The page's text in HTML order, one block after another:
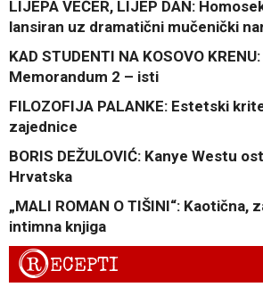
LIJEPA VEČER, LIJEP DAN:
lansiran uz dramatični mučenički
KAD STUDENTI NA KOSOVO
Memorandum 2 – isti
FILOZOFIJA PALANKE: Estetski
zajednice
BORIS DEŽULOVIĆ: Kanye Westu
Hrvatska
„MALI ROMAN O TIŠINI“: Kaotična,
intimna knjiga
RECEPTI